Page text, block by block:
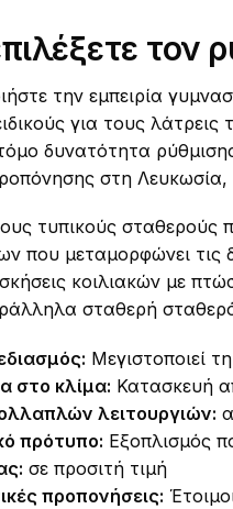
την εμπειρία
για τους
δυνατότητα
στη
τυπικούς σταθερούς
που μεταμορφώνει τις
κοιλιακών με
σταθερή
Μεγιστοποιεί
στο κλίμα: Κατασκευή
λειτουργιών:
πρότυπο: Εξοπλισμός
σε προσιτή τιμή
προπονήσεις: